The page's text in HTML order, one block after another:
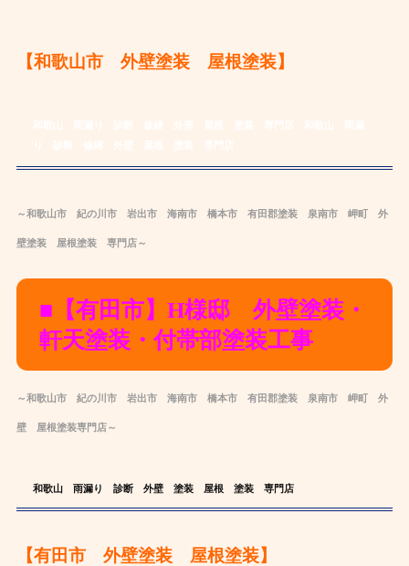
【和歌山市 外壁塗装 屋根塗装】
～和歌山市 紀の川市 岩出市 海南市 橋本市 有田郡塗装 泉南市 岬町 外
壁塗装屋根塗装 専門店～
■【有田市】H様邸 外壁塗装・
軒天塗装・付帯部塗装工事
～和歌山市 紀の川市 岩出市 海南市 橋本市 有田郡塗装 泉南市 岬町 外
壁屋根塗装専門店～
和歌山 雨漏り 診断 外壁 塗装 屋根 塗装 専門店
【有田市 外壁塗装 屋根塗装】